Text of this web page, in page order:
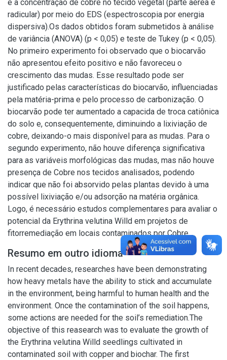
e a concentração de cobre no tecido vegetal (parte aérea e
radicular) por meio do EDS (espectroscopia por energia
dispersiva).Os dados obtidos foram submetidos à análise
de variância (ANOVA) (p < 0,05) e teste de Tukey (p < 0,05).
No primeiro experimento foi observado que o biocarvão
não apresentou efeito positivo e não favoreceu o
crescimento das mudas. Esse resultado pode ser
justificado pelas características do biocarvão, influenciadas
pela matéria-prima e pelo processo de carbonização. O
biocarvão pode ter aumentado a capacida de troca catiônica
do solo e, consequentemente, diminuindo a lixiviação de
cobre, deixando-o mais disponível para as mudas. Para o
segundo experimento, não houve diferença significativa
para as variáveis morfológicas das mudas, mas não houve
presença de Cobre nos tecidos analisados, podendo
indicar que não foi absorvido pelas plantas devido à uma
possível lixiviação e/ou adsorção na matéria orgânica.
Logo, é necessário estudos complementares para avaliar o
potencial da Erythrina velutina Willd em projetos de
fitorremediação em locais contaminados por Cobre.
Resumo em outro idioma
In recent decades, researches have been demonstrating
how heavy metals have the ability to stick and accumulate
in the environment, being harmful to human health and the
environment. Once the contamination of the soil happens,
some actions are needed for the soil’s remediation.The
objective of this reasearch was to evaluate the growth of
the Erythrina velutina Willd seedlings cultivated in
contaminated soil with copper and biochar. The first